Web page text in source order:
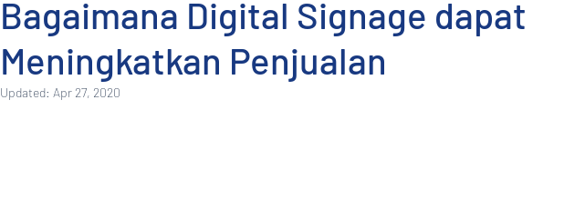
Bagaimana Digital Signage dapat
Meningkatkan Penjualan
Updated: Apr 27, 2020